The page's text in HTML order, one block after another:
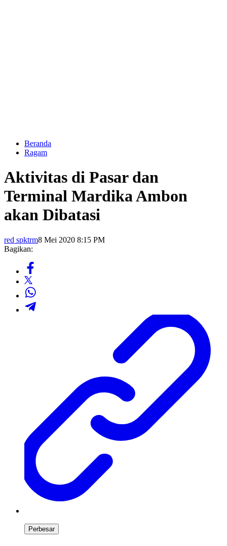
Beranda
Ragam
Aktivitas di Pasar dan
Terminal Mardika Ambon
akan Dibatasi
red spktrm8 Mei 2020 8:15 PM
Bagikan:
Perbesar